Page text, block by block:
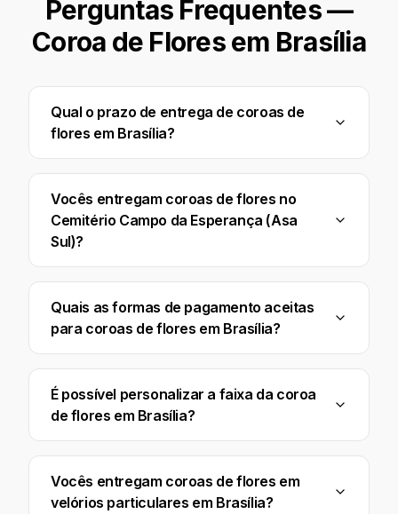
Perguntas Frequentes —
Coroa de Flores em Brasília
Qual o prazo de entrega de coroas de
flores em Brasília?
Vocês entregam coroas de flores no
Cemitério Campo da Esperança (Asa
Sul)?
Quais as formas de pagamento aceitas
para coroas de flores em Brasília?
É possível personalizar a faixa da coroa
de flores em Brasília?
Vocês entregam coroas de flores em
velórios particulares em Brasília?